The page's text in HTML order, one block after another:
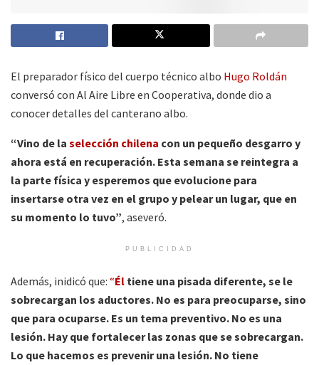
El preparador físico del cuerpo técnico albo Hugo Roldán
conversó con Al Aire Libre en Cooperativa, donde dio a
conocer detalles del canterano albo.
“Vino de la selección chilena con un pequeño desgarro y
ahora está en recuperación. Esta semana se reintegra a
la parte física y esperemos que evolucione para
insertarse otra vez en el grupo y pelear un lugar, que en
su momento lo tuvo”, aseveró.
PUBLICIDAD
Además, inidicó que: “Él tiene una pisada diferente, se le
sobrecargan los aductores. No es para preocuparse, sino
que para ocuparse. Es un tema preventivo. No es una
lesión. Hay que fortalecer las zonas que se sobrecargan.
Lo que hacemos es prevenir una lesión. No tiene